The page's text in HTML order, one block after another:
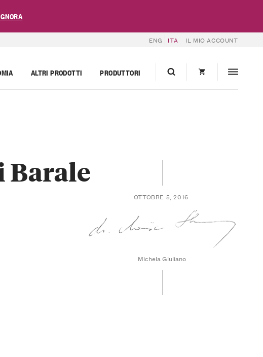
ENG ITA IL MIO ACCOUNT
ALTRI PRODOTTI PRODUTTORI
Barale
OTTOBRE 5, 2016
Michela Giuliano